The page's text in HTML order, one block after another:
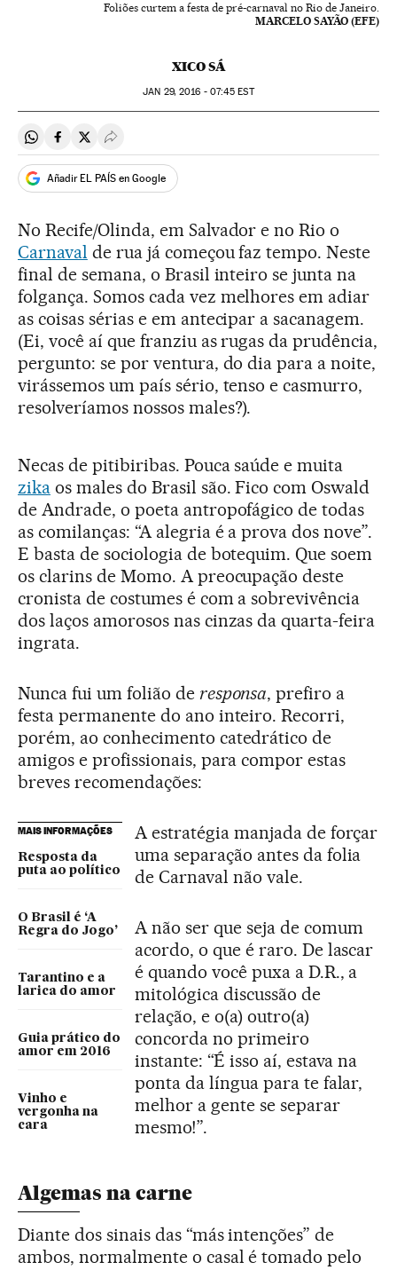
Foliões curtem a festa de pré-carnaval no Rio de Janeiro.
MARCELO SAYÃO (EFE)
XICO SÁ
JAN 29, 2016 - 07:45 EST
Compartir en Whatsapp
Compartir en Facebook
Compartir en Twitter
Desplegar Redes Sociales
Añadir EL PAÍS en Google
No Recife/Olinda, em Salvador e no Rio o
Carnaval de rua já começou faz tempo. Neste
final de semana, o Brasil inteiro se junta na
folgança. Somos cada vez melhores em adiar
as coisas sérias e em antecipar a sacanagem.
(Ei, você aí que franziu as rugas da prudência,
pergunto: se por ventura, do dia para a noite,
virássemos um país sério, tenso e casmurro,
resolveríamos nossos males?).
Necas de pitibiribas. Pouca saúde e muita
zikaos males do Brasil são. Fico com Oswald
de Andrade, o poeta antropofágico de todas
as comilanças: “A alegria é a prova dos nove”.
E basta de sociologia de botequim. Que soem
os clarins de Momo. A preocupação deste
cronista de costumes é com a sobrevivência
dos laços amorosos nas cinzas da quarta-feira
ingrata.
Nunca fui um folião de responsa, prefiro a
festa permanente do ano inteiro. Recorri,
porém, ao conhecimento catedrático de
amigos e profissionais, para compor estas
breves recomendações:
MAIS INFORMAÇÕES
Resposta da
puta ao político
O Brasil é ‘A
Regra do Jogo’
Tarantino e a
larica do amor
Guia prático do
amor em 2016
Vinho e
vergonha na
cara
A estratégia manjada de forçar
uma separação antes da folia
de Carnaval não vale.
A não ser que seja de comum
acordo, o que é raro. De lascar
é quando você puxa a D.R., a
mitológica discussão de
relação, e o(a) outro(a)
concorda no primeiro
instante: “É isso aí, estava na
ponta da língua para te falar,
melhor a gente se separar
mesmo!”.
Algemas na carne
Diante dos sinais das “más intenções” de
ambos, normalmente o casal é tomado pelo